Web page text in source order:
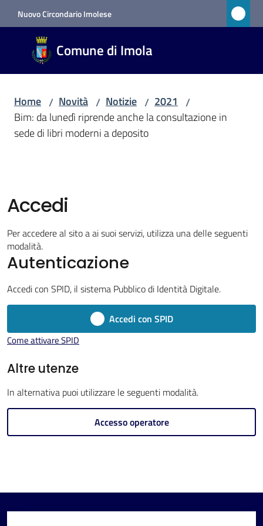
Vai al contenuto
Vai alla navigazione
Vai al footer
Nuovo Circondario Imolese
Comune di Imola
Comune
di Imola
RETE
Amministrazione
Vivere
Imola
V
t
m
Home / Novità / Notizie / 2021 /
Bim: da lunedì riprende anche la consultazione in
sede di libri moderni a deposito
Accedi
Per accedere al sito a ai suoi servizi, utilizza una delle seguenti
modalità.
Autenticazione
Accedi con SPID, il sistema Pubblico di Identità Digitale.
Accedi con SPID
Come attivare SPID
Altre utenze
In alternativa puoi utilizzare le seguenti modalità.
Accesso operatore